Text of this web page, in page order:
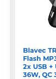
Blavec
Flash
2x USB +
36W, QC